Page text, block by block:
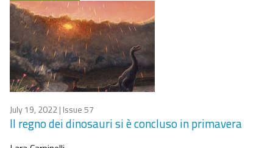
July 19, 2022| Issue 57
Il regno dei dinosauri si è concluso in primavera